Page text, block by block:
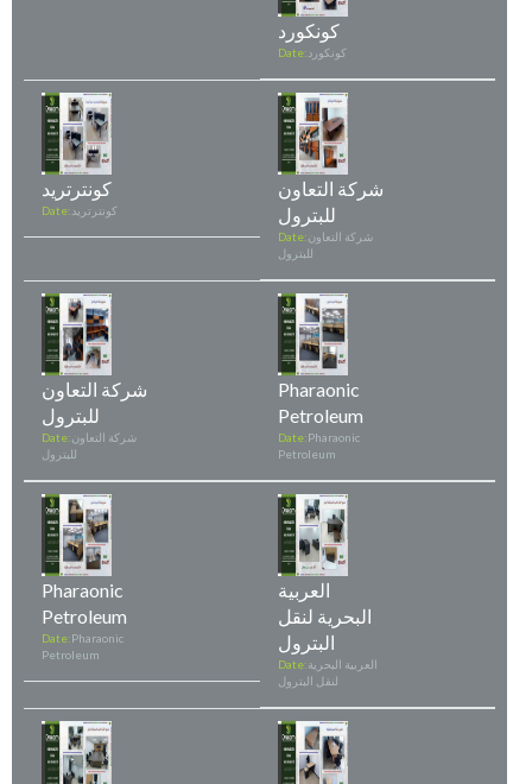
كونكورد
Date: كونكورد
كونترتريد
Date: كونترتريد
شركة التعاون
للبترول
Date:شركة التعاون
للبترول
شركة التعاون
للبترول
Date:شركة التعاون
للبترول
Pharaonic
Petroleum
Date:Pharaonic
Petroleum
Pharaonic
Petroleum
Date:Pharaonic
Petroleum
العربية
البحرية لنقل
البترول
Date:العربية البحرية
لنقل البترول